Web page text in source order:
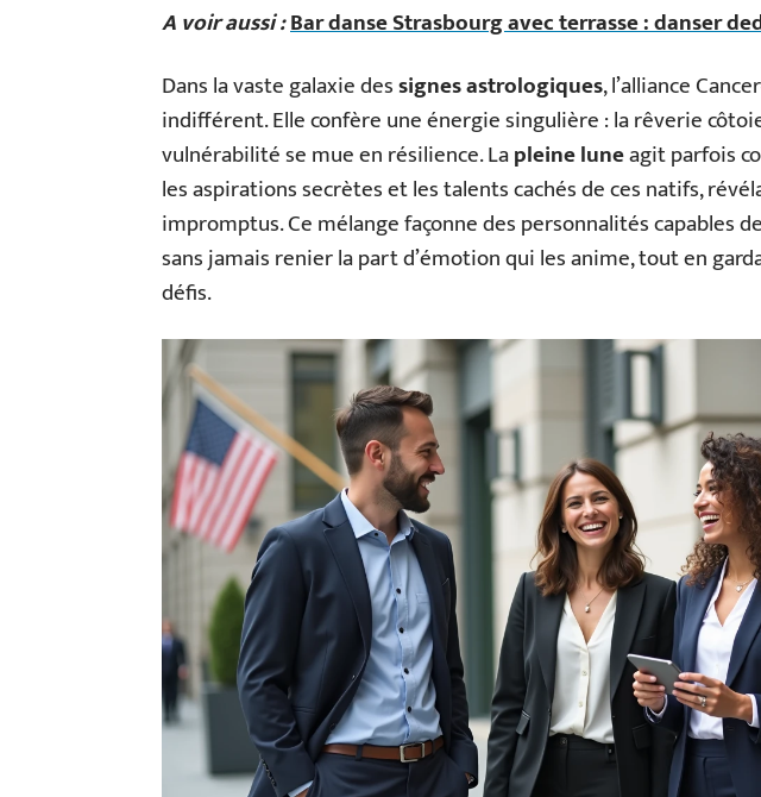
A voir aussi :Bar danse Strasbourg avec terrasse : danser
Dans la vaste galaxie dessignes astrologiques, l’alliance
indifférent. Elle confère une énergie singulière : la rêverie
vulnérabilité se mue en résilience. Lapleine luneagit parfois
les aspirations secrètes et les talents cachés de ces natifs,
impromptus. Ce mélange façonne des personnalités capables
sans jamais renier la part d’émotion qui les anime, tout en
défis.